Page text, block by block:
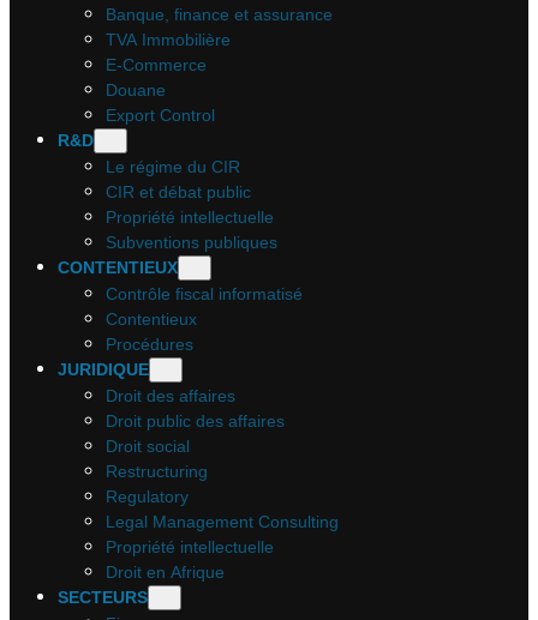
Banque, finance et assurance
TVA Immobilière
E-Commerce
Douane
Export Control
R&D
Le régime du CIR
CIR et débat public
Propriété intellectuelle
Subventions publiques
CONTENTIEUX
Contrôle fiscal informatisé
Contentieux
Procédures
JURIDIQUE
Droit des affaires
Droit public des affaires
Droit social
Restructuring
Regulatory
Legal Management Consulting
Propriété intellectuelle
Droit en Afrique
SECTEURS